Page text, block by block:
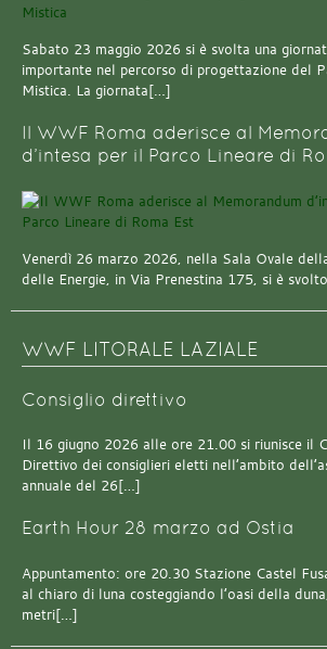
Sabato 23 maggio 2026 si è svolta una
importante nel percorso di progettazione del
Mistica. La giornata[…]
Il WWF Roma aderisce al
d’intesa per il Parco Lineare di
Venerdì 26 marzo 2026, nella Sala Ovale
delle Energie, in Via Prenestina 175, si è
WWF LITORALE LAZIALE
Consiglio direttivo
Il 16 giugno 2026 alle ore 21.00 si riunisce il
Direttivo dei consiglieri eletti nell’ambito
annuale del 26[…]
Earth Hour 28 marzo ad Ostia
Appuntamento: ore 20.30 Stazione Castel
al chiaro di luna costeggiando l’oasi della
metri[…]